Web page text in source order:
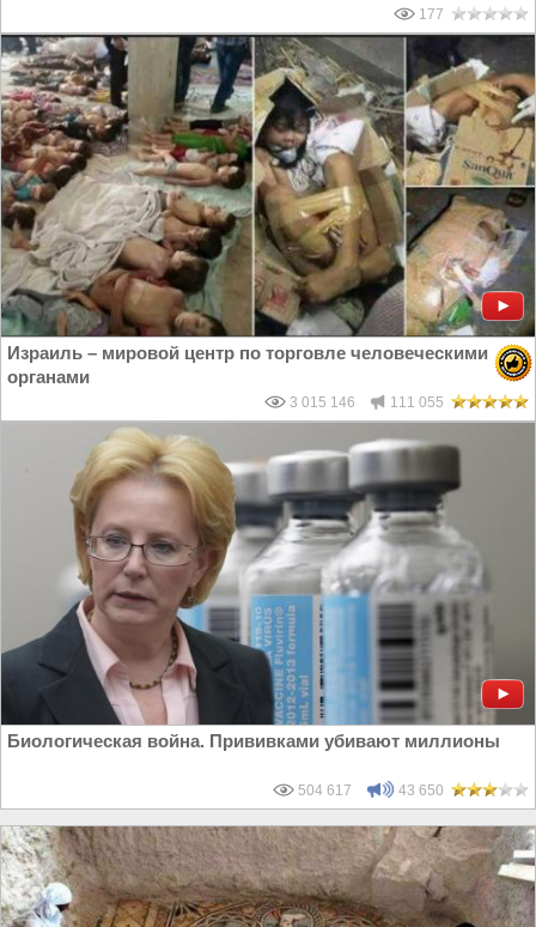
177
Израиль – мировой центр по торговле человеческими
органами
3 015 146 111 055
Биологическая война. Прививками убивают миллионы
504 617 43 650